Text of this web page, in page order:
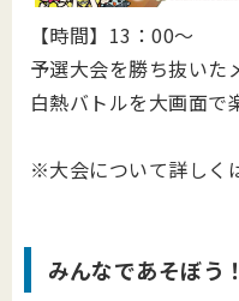
【時間】13：00～
予選大会を勝ち抜いた
白熱バトルを大画面で
※大会について詳しく
みんなであそぼう